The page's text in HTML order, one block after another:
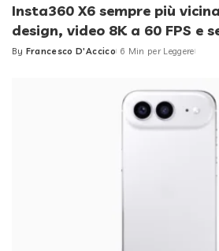
Insta360 X6 sempre più
design, video 8K a 60 FPS e
Posted
By Francesco D'Accico 6 Min per Leggere